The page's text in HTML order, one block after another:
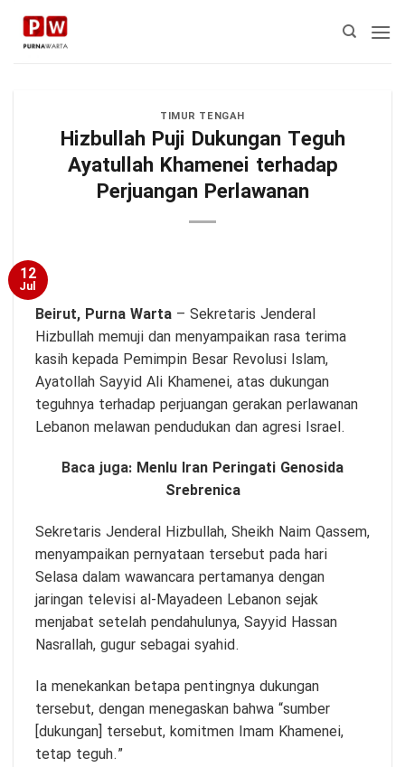
Skip
content
TIMUR TENGAH
Hizbullah Puji Dukungan Teguh
Ayatullah Khamenei terhadap
Perjuangan Perlawanan
12
Jul
Beirut, Purna Warta – Sekretaris Jenderal
Hizbullah memuji dan menyampaikan rasa terima
kasih kepada Pemimpin Besar Revolusi Islam,
Ayatollah Sayyid Ali Khamenei, atas dukungan
teguhnya terhadap perjuangan gerakan perlawanan
Lebanon melawan pendudukan dan agresi Israel.
Baca juga: Menlu Iran Peringati Genosida
Srebrenica
Sekretaris Jenderal Hizbullah, Sheikh Naim Qassem,
menyampaikan pernyataan tersebut pada hari
Selasa dalam wawancara pertamanya dengan
jaringan televisi al-Mayadeen Lebanon sejak
menjabat setelah pendahulunya, Sayyid Hassan
Nasrallah, gugur sebagai syahid.
Ia menekankan betapa pentingnya dukungan
tersebut, dengan menegaskan bahwa “sumber
[dukungan] tersebut, komitmen Imam Khamenei,
tetap teguh.”